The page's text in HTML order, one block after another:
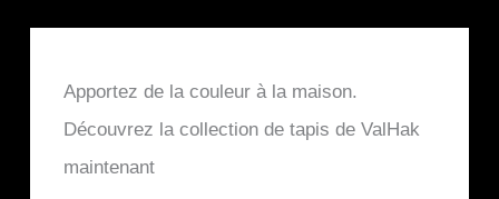
Apportez de la couleur à la maison.
Découvrez la collection de tapis de ValHak
maintenant